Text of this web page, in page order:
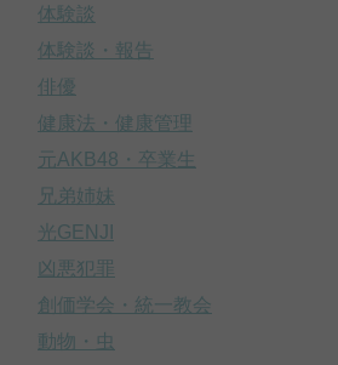
体験談
体験談・報告
俳優
健康法・健康管理
元AKB48・卒業生
兄弟姉妹
光GENJI
凶悪犯罪
創価学会・統一教会
動物・虫